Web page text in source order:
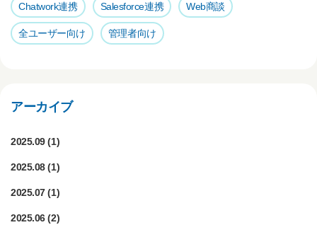
Chatwork連携 Salesforce連携 Web商談
全ユーザー向け 管理者向け
アーカイブ
2025.09(1)
2025.08(1)
2025.07(1)
2025.06(2)